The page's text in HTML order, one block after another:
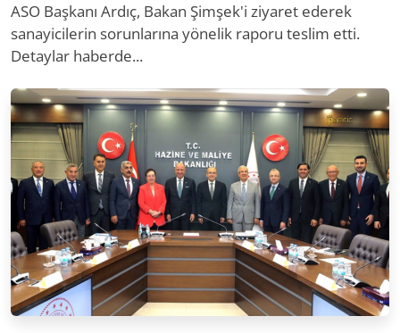
ASO Başkanı Ardıç, Bakan Şimşek'i ziyaret ederek
sanayicilerin sorunlarına yönelik raporu teslim etti.
Detaylar haberde...